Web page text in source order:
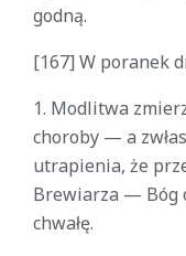
godną.
[167] W poranek
1. Modlitwa
choroby — a
utrapienia, że
Brewiarza — Bóg
chwałę.